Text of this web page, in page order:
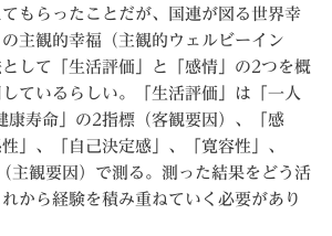
もらったことだが、国連が図る世界幸
主観的幸福（主観的ウェルビーイン
して「生活評価」と「感情」の2つを概
ているらしい。「生活評価」は「一人
康寿命」の2指標（客観要因）、「感
」、「自己決定感」、「寛容性」、
主観要因）で測る。測った結果をどう活
から経験を積み重ねていく必要があり